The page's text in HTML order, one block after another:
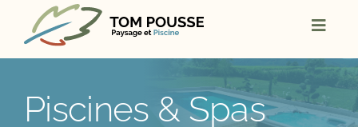
content
Piscines & Spas